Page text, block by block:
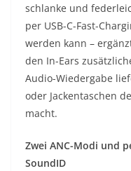
schlanke und
per USB-C-Fast-
werden kann –
den In-Ears
Audio-Wiedergabe
oder Jackentaschen
macht.
Zwei ANC-Modi und
SoundID